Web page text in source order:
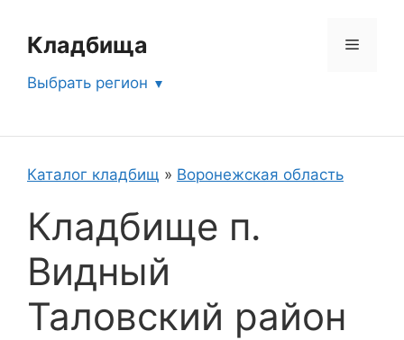
содержимому
Кладбища Меню
Выбрать регион
Каталог кладбищ » Воронежская область
Кладбище п.
Видный
Таловский район